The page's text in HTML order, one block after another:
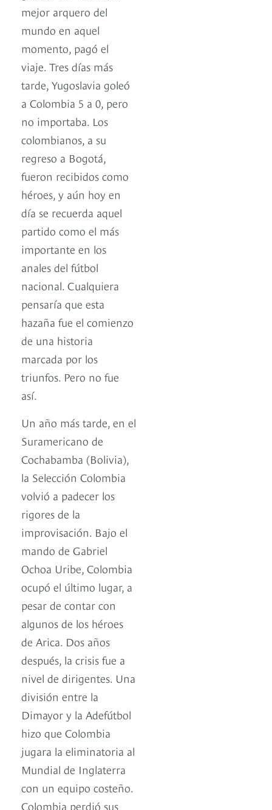
mejor arquero del
mundo en aquel
momento, pagó el
viaje. Tres días más
tarde, Yugoslavia goleó
a Colombia 5 a 0, pero
no importaba. Los
colombianos, a su
regreso a Bogotá,
fueron recibidos como
héroes, y aún hoy en
día se recuerda aquel
partido como el más
importante en los
anales del fútbol
nacional. Cualquiera
pensaría que esta
hazaña fue el comienzo
de una historia
marcada por los
triunfos. Pero no fue
así.
Un año más tarde, en el
Suramericano de
Cochabamba (Bolivia),
la Selección Colombia
volvió a padecer los
rigores de la
improvisación. Bajo el
mando de Gabriel
Ochoa Uribe, Colombia
ocupó el último lugar, a
pesar de contar con
algunos de los héroes
de Arica. Dos años
después, la crisis fue a
nivel de dirigentes. Una
división entre la
Dimayor y la Adefútbol
hizo que Colombia
jugara la eliminatoria al
Mundial de Inglaterra
con un equipo costeño.
Colombia perdió sus